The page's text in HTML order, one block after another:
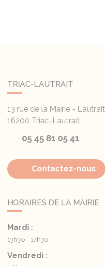
TRIAC-LAUTRAIT
13 rue de la Mairie - Lautrait
16200 Triac-Lautrait
05 45 81 05 41
Contactez-nous
HORAIRES DE LA MAIRIE
Mardi :
13h30 - 17h30
Vendredi :